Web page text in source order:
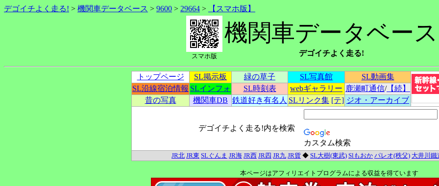
デゴイチよく走る! > 機関車データベース > 9600 > 29664 > 【スマホ版】
スマホ版
機関車データベース
デゴイチよく走る!
トップページ SL掲示板 緑の草子 SL写真館
SL動画集
SL沿線宿泊情報 SLインフォ SL時刻表 webギャラリー 鹿瀬町通信/【続】
昔の写真
機関車DB 鉄道好き有名人 SLリンク集 [テ] ジオ・アーカイブ
デゴイチよく走る!内を検索
カスタム検索
JR北 JR東 SLぐんま JR海 JR西 JR四 JR九 JR貨 ◆ SL大樹(東武) Slもおか パレオ(秩父) 大井川鐵
本ページはアフィリエイトプログラムによる収益を得ています